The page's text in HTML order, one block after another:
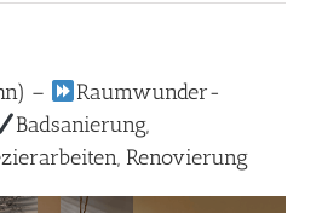
–
Raumwunder-
Badsanierung,
Renovierung